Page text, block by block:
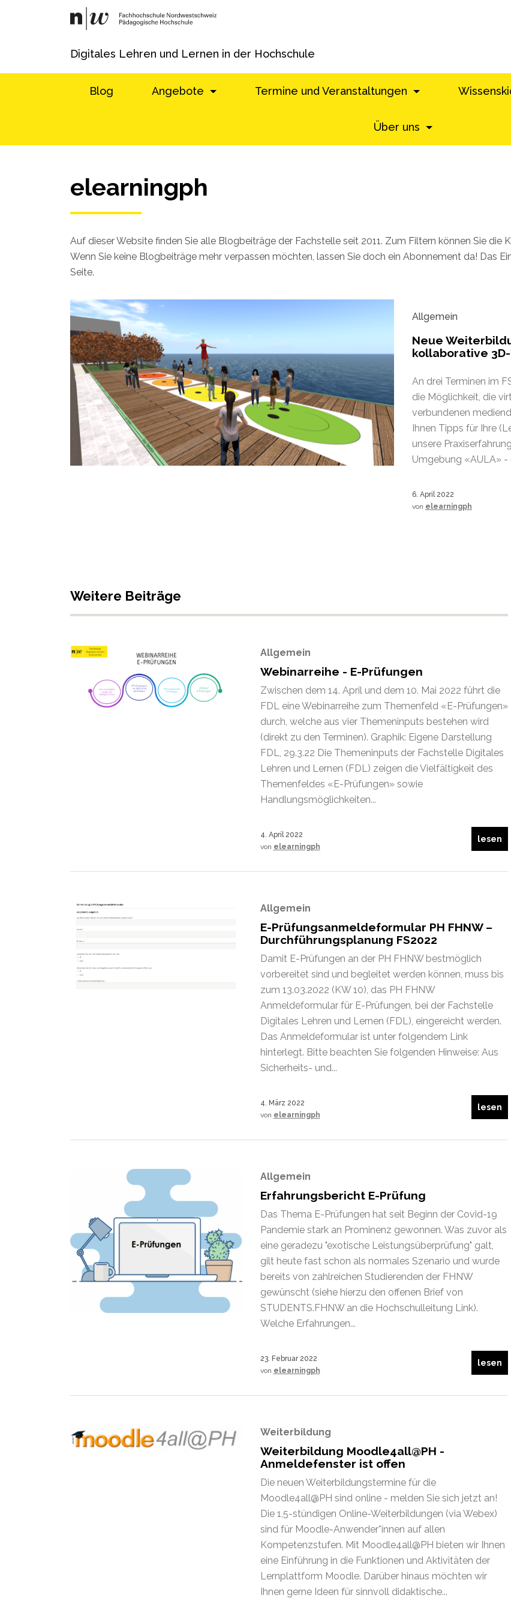
Digitales Lehren und Lernen in der Hochschule
Blog Angebote Termine und Veranstaltungen
Über uns
elearningph
Auf dieser Website finden Sie alle Blogbeiträge der Fachstelle seit 2011. Zum Filtern können Sie
Wenn Sie keine Blogbeiträge mehr verpassen möchten, lassen Sie doch ein Abonnement da! Das
Seite.
Allgemein
Neue
kollaborative
An drei Terminen im
die Möglichkeit, die
verbundenen
Ihnen Tipps für Ihre
unsere
Umgebung «AULA» -
6. April 2022
von elearningph
Weitere Beiträge
Allgemein
Webinarreihe - E-Prüfungen
Zwischen dem 14. April und dem 10. Mai 2022 führt die
FDL eine Webinarreihe zum Themenfeld «E-Prüfungen»
durch, welche aus vier Themeninputs bestehen wird
(direkt zu den Terminen). Graphik: Eigene Darstellung
FDL, 29.3.22 Die Themeninputs der Fachstelle Digitales
Lehren und Lernen (FDL) zeigen die Vielfältigkeit des
Themenfeldes «E-Prüfungen» sowie
Handlungsmöglichkeiten...
4. April 2022
von elearningph
lesen
Allgemein
E-Prüfungsanmeldeformular PH FHNW –
Durchführungsplanung FS2022
Damit E-Prüfungen an der PH FHNW bestmöglich
vorbereitet sind und begleitet werden können, muss bis
zum 13.03.2022 (KW 10), das PH FHNW
Anmeldeformular für E-Prüfungen, bei der Fachstelle
Digitales Lehren und Lernen (FDL), eingereicht werden.
Das Anmeldeformular ist unter folgendem Link
hinterlegt. Bitte beachten Sie folgenden Hinweise: Aus
Sicherheits- und...
4. März 2022
von elearningph
lesen
Allgemein
Erfahrungsbericht E-Prüfung
Das Thema E-Prüfungen hat seit Beginn der Covid-19
Pandemie stark an Prominenz gewonnen. Was zuvor als
eine geradezu "exotische Leistungsüberprüfung" galt,
gilt heute fast schon als normales Szenario und wurde
bereits von zahlreichen Studierenden der FHNW
gewünscht (siehe hierzu den offenen Brief von
STUDENTS.FHNW an die Hochschulleitung Link).
Welche Erfahrungen...
23. Februar 2022
von elearningph
lesen
Weiterbildung
Weiterbildung Moodle4all@PH -
Anmeldefenster ist offen
Die neuen Weiterbildungstermine für die
Moodle4all@PH sind online - melden Sie sich jetzt an!
Die 1,5-stündigen Online-Weiterbildungen (via Webex)
sind für Moodle-Anwender*innen auf allen
Kompetenzstufen. Mit Moodle4all@PH bieten wir Ihnen
eine Einführung in die Funktionen und Aktivitäten der
Lernplattform Moodle. Darüber hinaus möchten wir
Ihnen gerne Ideen für sinnvoll didaktische...